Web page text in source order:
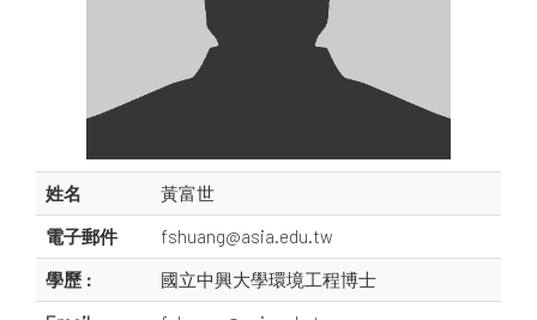
姓名
黃富世
電子郵件
fshuang@asia.edu.tw
學歷 :
國立中興大學環境工程博士